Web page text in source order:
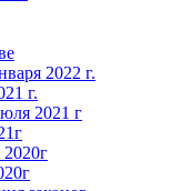
2022 г.
г.
2021 г
2020г